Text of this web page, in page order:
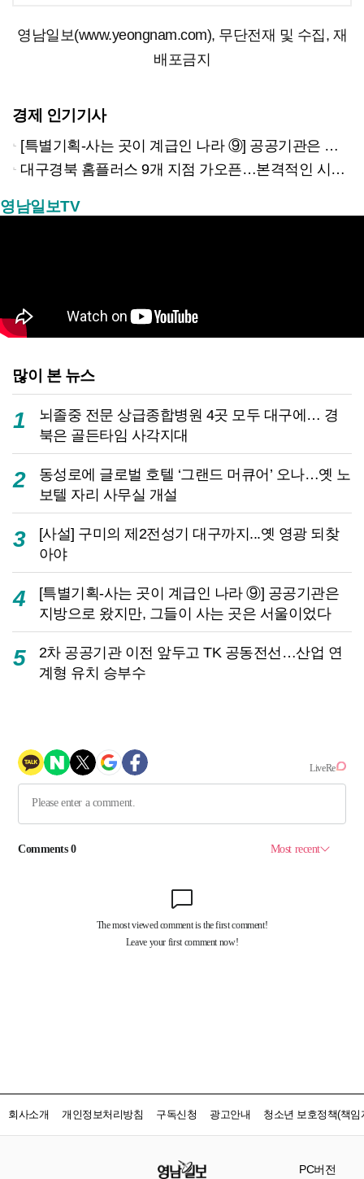
영남일보(www.yeongnam.com), 무단전재 및 수집, 재
배포금지
경제 인기기사
[특별기획-사는 곳이 계급인 나라 ⑨] 공공기관은 지방으로 왔지만, 그들이 사는 곳은 서울이었다
대구경북 홈플러스 9개 지점 가오픈…본격적인 시험대 올랐다
영남일보TV
많이 본 뉴스
1
뇌졸중 전문 상급종합병원 4곳 모두 대구에… 경
북은 골든타임 사각지대
2
동성로에 글로벌 호텔 ‘그랜드 머큐어’ 오나…옛 노
보텔 자리 사무실 개설
3
[사설] 구미의 제2전성기 대구까지...옛 영광 되찾
아야
4
[특별기획-사는 곳이 계급인 나라 ⑨] 공공기관은
지방으로 왔지만, 그들이 사는 곳은 서울이었다
5
2차 공공기관 이전 앞두고 TK 공동전선…산업 연
계형 유치 승부수
회사소개 개인정보처리방침 구독신청 광고안내 청소년 보호정책(책임
PC버전